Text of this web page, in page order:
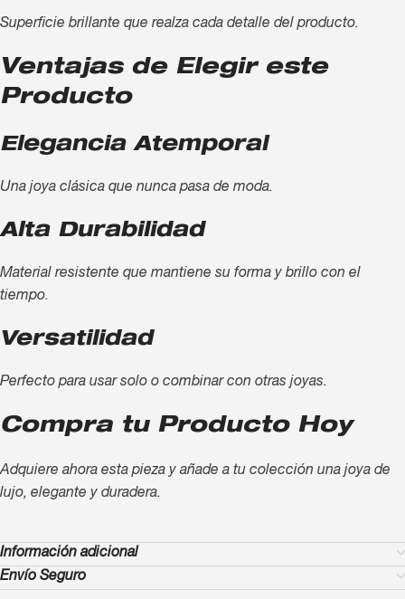
Superficie brillante que realza cada detalle del producto.
Ventajas de Elegir este
Producto
Elegancia Atemporal
Una joya clásica que nunca pasa de moda.
Alta Durabilidad
Material resistente que mantiene su forma y brillo con el
tiempo.
Versatilidad
Perfecto para usar solo o combinar con otras joyas.
Compra tu Producto Hoy
Adquiere ahora esta pieza y añade a tu colección una joya de
lujo, elegante y duradera.
Información adicional
Envío Seguro